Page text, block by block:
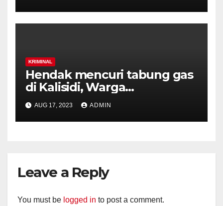
KRIMINAL
Hendak mencuri tabung gas
di Kalisidi, Warga
Gunungpati diamankan
warga.
AUG 17, 2023 ADMIN
Leave a Reply
You must be logged in to post a comment.